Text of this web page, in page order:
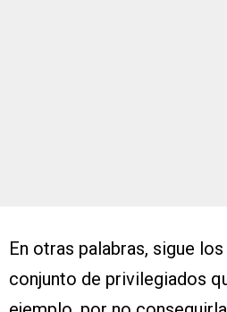
En otras palabras, sigue
conjunto de privilegiados